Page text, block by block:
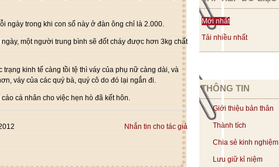
Mới nhất
Tải nhiều nhất
THÔNG TIN
Giới thiệu bản thân
Thành tích
Chia sẻ kinh nghiệm
Lưu giữ kỉ niệm
ngày trong khi con số này ở đàn ông chỉ là 2.000.
một người trung bình sẽ đốt cháy được hơn 3kg chất
kinh tế càng tồi tệ thì váy của phụ nữ càng dài, và
váy của các quý bà, quý cô do đó lại ngắn đi.
cá nhân cho việc hẹn hò đã kết hôn.
Nhắn tin cho tác giả